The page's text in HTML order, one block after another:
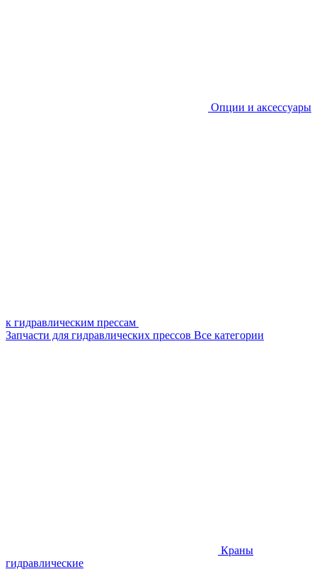
Опции и аксессуары
к гидравлическим прессам
Запчасти для гидравлических прессов Все категории
Краны
гидравлические